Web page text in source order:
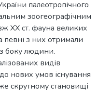
палеотропічного
зоогеографічним
ХХ ст. фауна великих
певні з них отримали
боку людини.
видів
нових умов існування
скрутному становищі